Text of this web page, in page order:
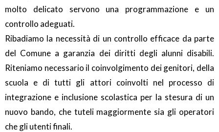
molto delicato servono una programmazione e un
controllo adeguati.
Ribadiamo la necessità di un controllo efficace da parte
del Comune a garanzia dei diritti degli alunni disabili.
Riteniamo necessario il coinvolgimento dei genitori, della
scuola e di tutti gli attori coinvolti nel processo di
integrazione e inclusione scolastica per la stesura di un
nuovo bando, che tuteli maggiormente sia gli operatori
che gli utenti finali.